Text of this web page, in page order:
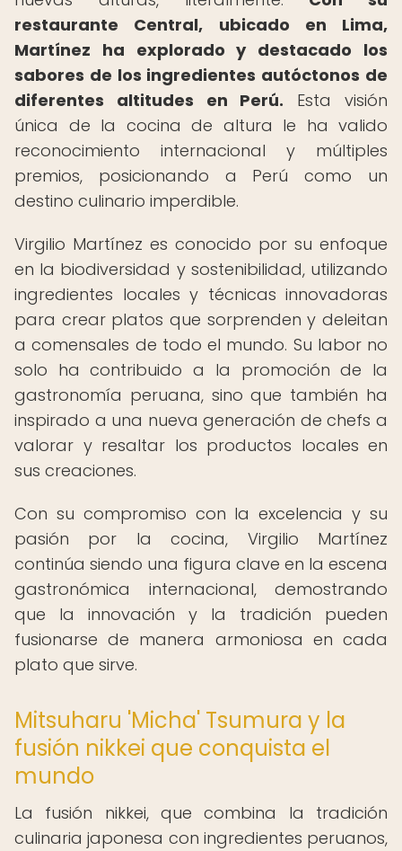
restaurante Central, ubicado en Lima,
Martínez ha explorado y destacado los
sabores de los ingredientes autóctonos de
diferentes altitudes en Perú. Esta visión
única de la cocina de altura le ha valido
reconocimiento internacional y múltiples
premios, posicionando a Perú como un
destino culinario imperdible.
Virgilio Martínez es conocido por su enfoque
en la biodiversidad y sostenibilidad, utilizando
ingredientes locales y técnicas innovadoras
para crear platos que sorprenden y deleitan
a comensales de todo el mundo. Su labor no
solo ha contribuido a la promoción de la
gastronomía peruana, sino que también ha
inspirado a una nueva generación de chefs a
valorar y resaltar los productos locales en
sus creaciones.
Con su compromiso con la excelencia y su
pasión por la cocina, Virgilio Martínez
continúa siendo una figura clave en la escena
gastronómica internacional, demostrando
que la innovación y la tradición pueden
fusionarse de manera armoniosa en cada
plato que sirve.
Mitsuharu 'Micha' Tsumura y la
fusión nikkei que conquista el
mundo
La fusión nikkei, que combina la tradición
culinaria japonesa con ingredientes peruanos,